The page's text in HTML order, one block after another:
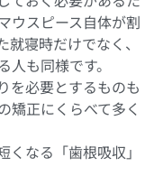
ウスピース自体が割
寝時だけでなく、
も同様です。
を必要とするものも
矯正にくらべて多く
なる「歯根吸収」